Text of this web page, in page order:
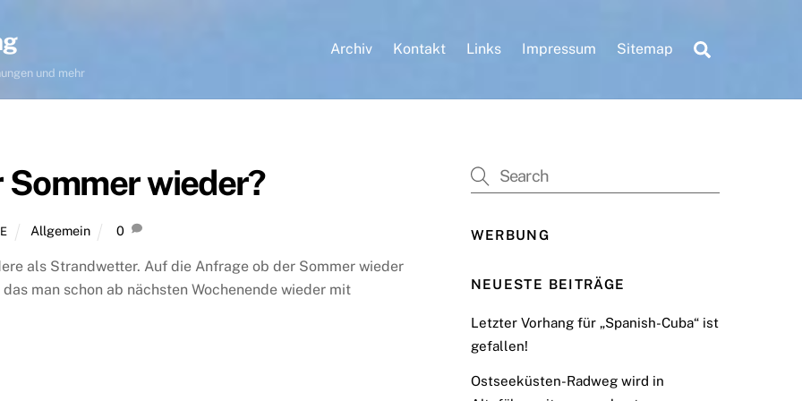
und mehr
Archiv Kontakt Links Impressum Sitemap
wieder?
Allgemein 0
als Strandwetter. Auf die Anfrage ob der Sommer wieder
man schon ab nächsten Wochenende wieder mit
WERBUNG
NEUESTE BEITRÄGE
Letzter Vorhang für „Spanish-Cuba“ ist
gefallen!
Ostseeküsten-Radweg wird in